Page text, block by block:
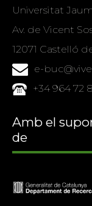
Universitat
Av. de Vicent
12071 Castelló
e-
+34 964 72
Amb el
de